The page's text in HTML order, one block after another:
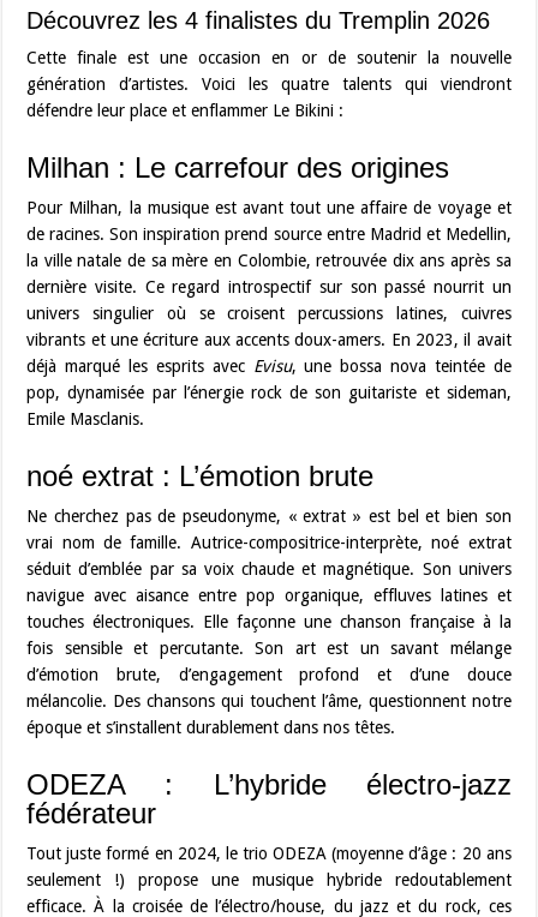
Découvrez les 4 finalistes du Tremplin 2026
Cette finale est une occasion en or de soutenir la nouvelle
génération d’artistes. Voici les quatre talents qui viendront
défendre leur place et enflammer Le Bikini :
Milhan : Le carrefour des origines
Pour Milhan, la musique est avant tout une affaire de voyage et
de racines. Son inspiration prend source entre Madrid et Medellin,
la ville natale de sa mère en Colombie, retrouvée dix ans après sa
dernière visite. Ce regard introspectif sur son passé nourrit un
univers singulier où se croisent percussions latines, cuivres
vibrants et une écriture aux accents doux-amers. En 2023, il avait
déjà marqué les esprits avec Evisu, une bossa nova teintée de
pop, dynamisée par l’énergie rock de son guitariste et sideman,
Emile Masclanis.
noé extrat : L’émotion brute
Ne cherchez pas de pseudonyme, « extrat » est bel et bien son
vrai nom de famille. Autrice-compositrice-interprète, noé extrat
séduit d’emblée par sa voix chaude et magnétique. Son univers
navigue avec aisance entre pop organique, effluves latines et
touches électroniques. Elle façonne une chanson française à la
fois sensible et percutante. Son art est un savant mélange
d’émotion brute, d’engagement profond et d’une douce
mélancolie. Des chansons qui touchent l’âme, questionnent notre
époque et s’installent durablement dans nos têtes.
ODEZA : L’hybride électro-jazz
fédérateur
Tout juste formé en 2024, le trio ODEZA (moyenne d’âge : 20 ans
seulement !) propose une musique hybride redoutablement
efficace. À la croisée de l’électro/house, du jazz et du rock, ces